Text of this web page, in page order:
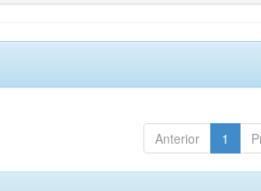
Anterior 1